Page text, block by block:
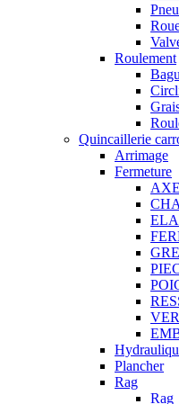
Roulement
Quincaillerie
Arrimage
Fermeture
AXE
Plancher
Rag
Rag